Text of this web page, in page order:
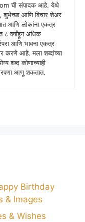
ची संपादक आहे. येथे
शुभेच्छा आणि विचार शेअर
आणि लोकांना एकत्र
वर्षांहून अधिक
आणि भावना एकत्र
करणे आहे. मला शब्दांच्या
शब्द कोणाच्याही
आणू शकतात.
Birthday
& Images
& Wishes